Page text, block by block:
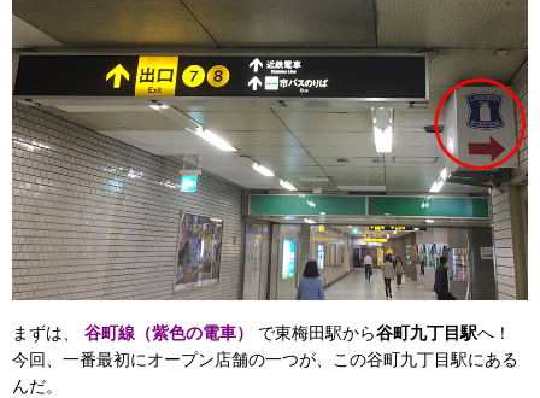
まずは、 谷町線（紫色の電車） で東梅田駅から谷町九丁目駅へ！
今回、一番最初にオープン店舗の一つが、この谷町九丁目駅にある
んだ。